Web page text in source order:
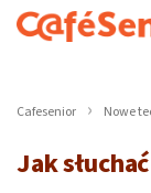
Cafesenior Nowe
Jak